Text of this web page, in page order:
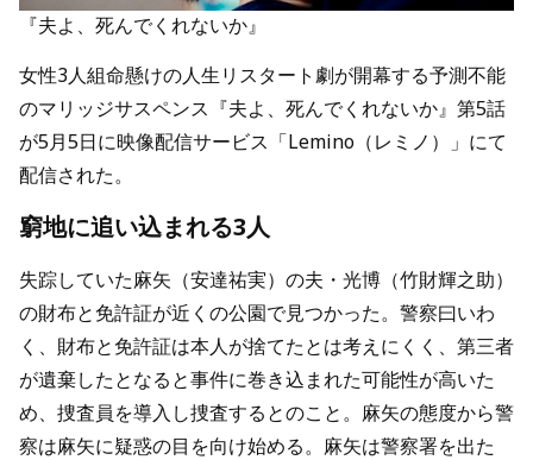
『夫よ、死んでくれないか』
女性3人組命懸けの人生リスタート劇が開幕する予測不能
のマリッジサスペンス『夫よ、死んでくれないか』第5話
が5月5日に映像配信サービス「Lemino（レミノ）」にて
配信された。
窮地に追い込まれる3人
失踪していた麻矢（安達祐実）の夫・光博（竹財輝之助）
の財布と免許証が近くの公園で見つかった。警察曰いわ
く、財布と免許証は本人が捨てたとは考えにくく、第三者
が遺棄したとなると事件に巻き込まれた可能性が高いた
め、捜査員を導入し捜査するとのこと。麻矢の態度から警
察は麻矢に疑惑の目を向け始める。麻矢は警察署を出た